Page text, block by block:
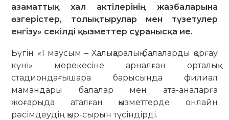
азаматтық хал актілерінің жазбаларына
өзгерістер, толықтырулар мен түзетулер
енгізу» секілді қызметтер сұранысқа ие.
Бүгін «1 маусым – Халықаралық балаларды қорғау
күні» мерекесіне арналған орталық
стадиондағышара барысында филиал
мамандары балалар мен ата-аналарға
жоғарыда аталған қызметтерде онлайн
рәсімдеудің қыр-сырын түсіндірді.